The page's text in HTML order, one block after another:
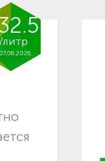
07.08.2026